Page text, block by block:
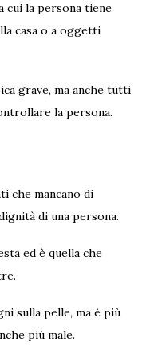
cui la persona tiene
casa o a oggetti
grave, ma anche tutti
la persona.
che mancano di
di una persona.
ed è quella che
sulla pelle, ma è più
più male.